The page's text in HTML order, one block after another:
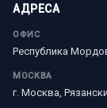
АДРЕСА
ОФИС
Республика
МОСКВА
г. Москва,